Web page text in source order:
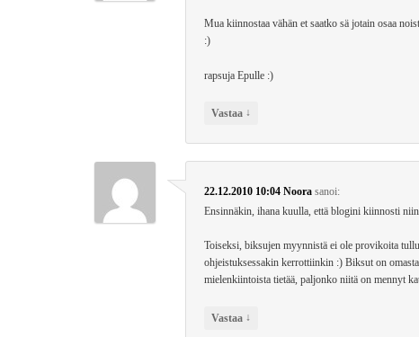
Mua kiinnostaa vähän et saatko sä jotain osaa
:)
rapsuja Epulle :)
Vastaa ↓
22.12.2010 10:04 Noora sanoi:
Ensinnäkin, ihana kuulla, että blogini kiinnosti
Toiseksi, biksujen myynnistä ei ole provikoita
ohjeistuksessakin kerrottiinkin :) Biksut on
mielenkiintoista tietää, paljonko niitä on mennyt
Vastaa ↓